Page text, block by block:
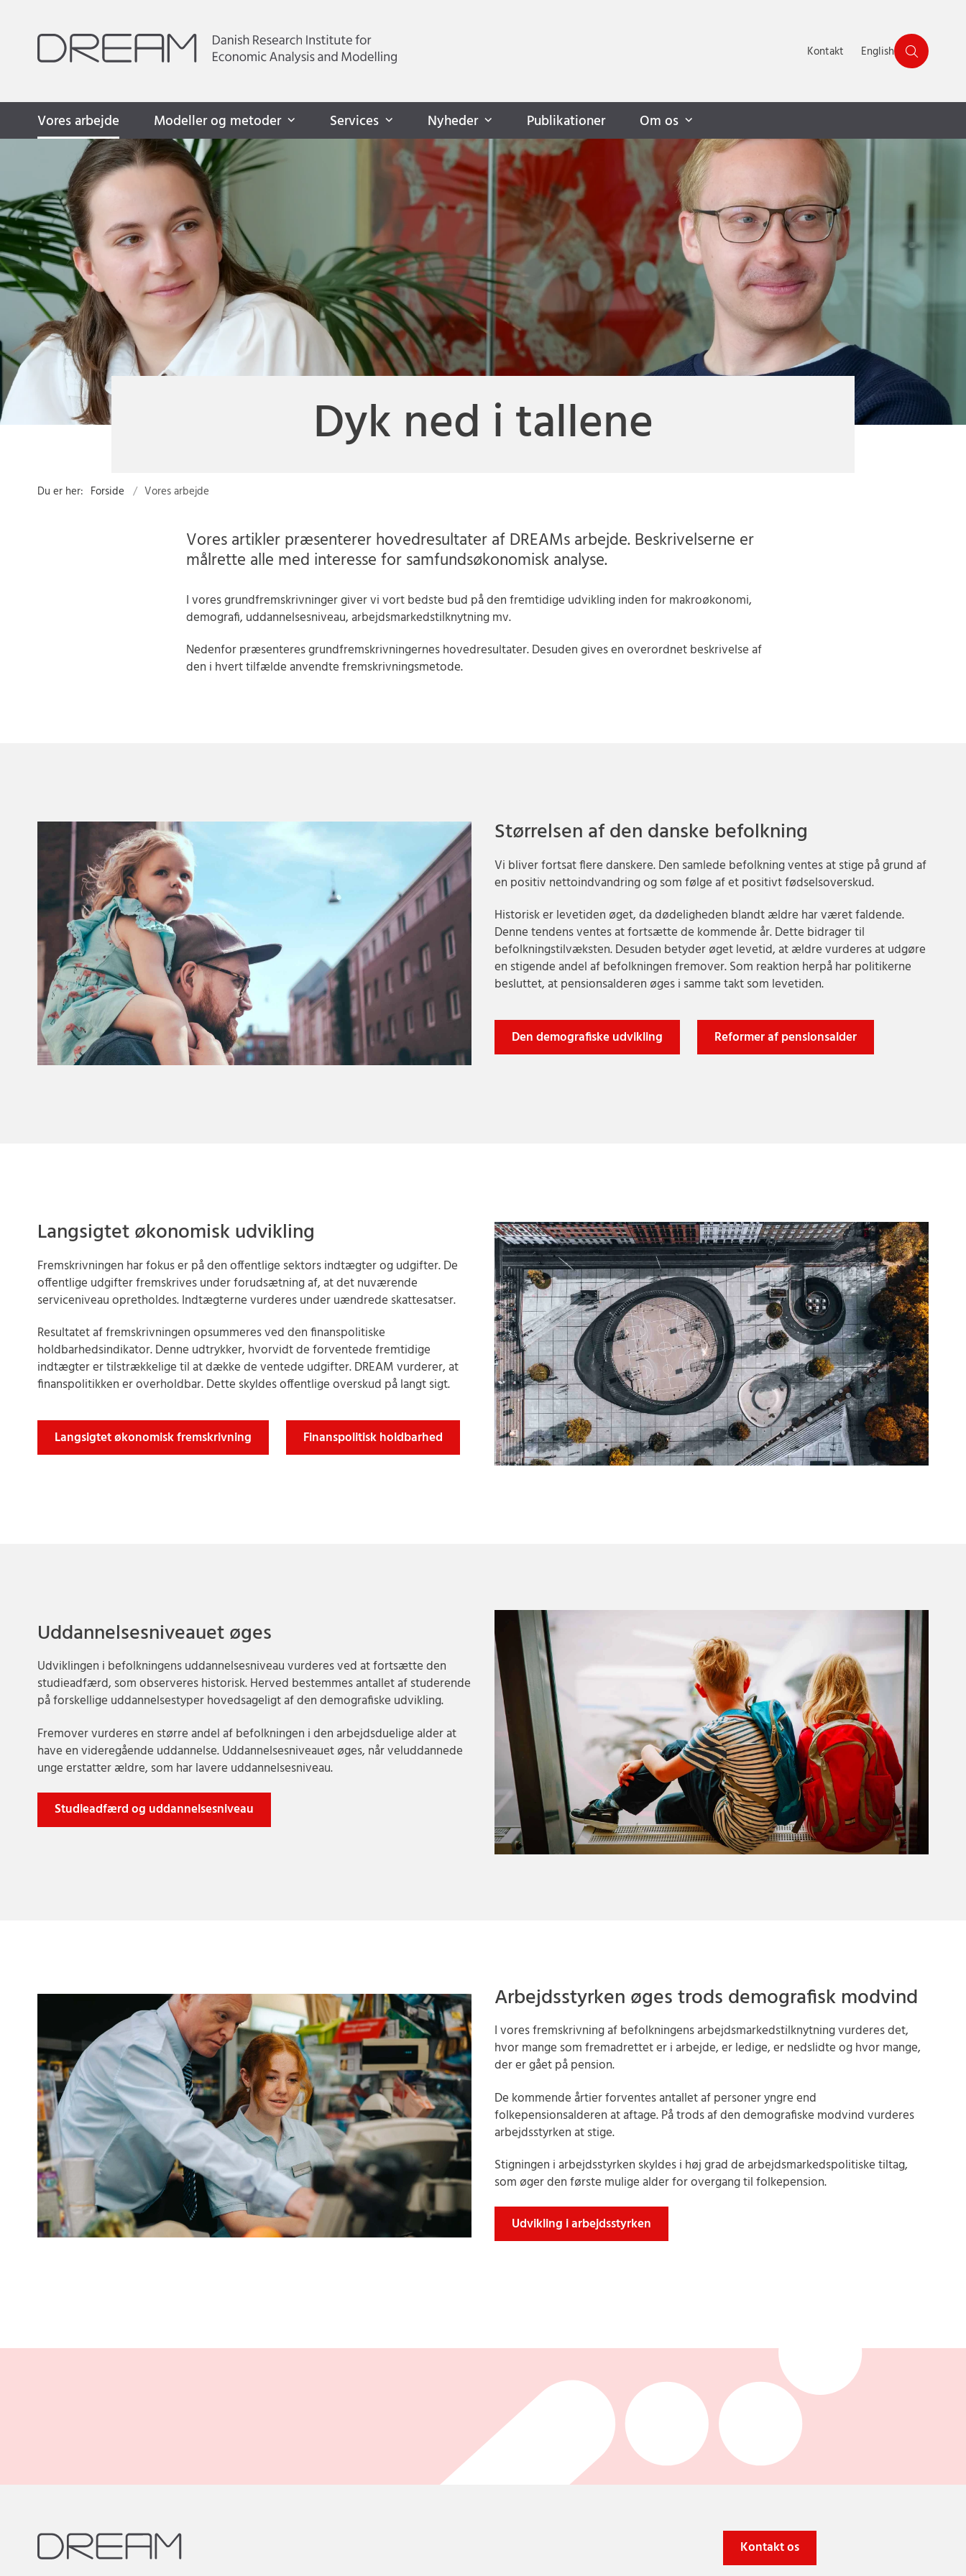
Kontakt English
Vores arbejde Modeller og metoder Services Nyheder Publikationer Om os
Dyk ned i tallene
Du er her: Forside Vores arbejde
Vores artikler præsenterer hovedresultater af DREAMs arbejde. Beskrivelserne er
målrette alle med interesse for samfundsøkonomisk analyse.
I vores grundfremskrivninger giver vi vort bedste bud på den fremtidige udvikling inden for makroøkonomi,
demografi, uddannelsesniveau, arbejdsmarkedstilknytning mv.
Nedenfor præsenteres grundfremskrivningernes hovedresultater. Desuden gives en overordnet beskrivelse af
den i hvert tilfælde anvendte fremskrivningsmetode.
Størrelsen af den danske befolkning
Vi bliver fortsat flere danskere. Den samlede befolkning ventes at stige på grund af
en positiv nettoindvandring og som følge af et positivt fødselsoverskud.
Historisk er levetiden øget, da dødeligheden blandt ældre har været faldende.
Denne tendens ventes at fortsætte de kommende år. Dette bidrager til
befolkningstilvæksten. Desuden betyder øget levetid, at ældre vurderes at udgøre
en stigende andel af befolkningen fremover. Som reaktion herpå har politikerne
besluttet, at pensionsalderen øges i samme takt som levetiden.
Den demografiske udvikling Reformer af pensionsalder
Langsigtet økonomisk udvikling
Fremskrivningen har fokus er på den offentlige sektors indtægter og udgifter. De
offentlige udgifter fremskrives under forudsætning af, at det nuværende
serviceniveau opretholdes. Indtægterne vurderes under uændrede skattesatser.
Resultatet af fremskrivningen opsummeres ved den finanspolitiske
holdbarhedsindikator. Denne udtrykker, hvorvidt de forventede fremtidige
indtægter er tilstrækkelige til at dække de ventede udgifter. DREAM vurderer, at
finanspolitikken er overholdbar. Dette skyldes offentlige overskud på langt sigt.
Langsigtet økonomisk fremskrivning Finanspolitisk holdbarhed
Uddannelsesniveauet øges
Udviklingen i befolkningens uddannelsesniveau vurderes ved at fortsætte den
studieadfærd, som observeres historisk. Herved bestemmes antallet af studerende
på forskellige uddannelsestyper hovedsageligt af den demografiske udvikling.
Fremover vurderes en større andel af befolkningen i den arbejdsduelige alder at
have en videregående uddannelse. Uddannelsesniveauet øges, når veluddannede
unge erstatter ældre, som har lavere uddannelsesniveau.
Studieadfærd og uddannelsesniveau
Arbejdsstyrken øges trods demografisk modvind
I vores fremskrivning af befolkningens arbejdsmarkedstilknytning vurderes det,
hvor mange som fremadrettet er i arbejde, er ledige, er nedslidte og hvor mange,
der er gået på pension.
De kommende årtier forventes antallet af personer yngre end
folkepensionsalderen at aftage. På trods af den demografiske modvind vurderes
arbejdsstyrken at stige.
Stigningen i arbejdsstyrken skyldes i høj grad de arbejdsmarkedspolitiske tiltag,
som øger den første mulige alder for overgang til folkepension.
Udvikling i arbejdsstyrken
Kontakt os